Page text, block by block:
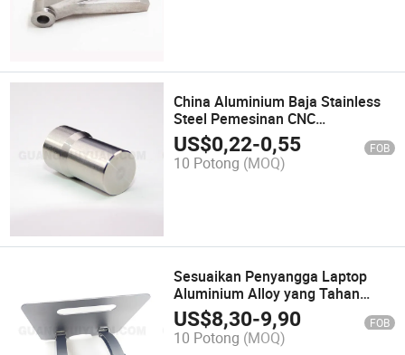
China Aluminium Baja Stainless
Steel Pemesinan CNC
Penggilingan Pemutaran Bagian
Logam
US$0,22-0,55 FOB
10 Potong (MOQ)
Sesuaikan Penyangga Laptop
Aluminium Alloy yang Tahan
Lama dan Dapat Disesuaikan
US$8,30-9,90 FOB
10 Potong (MOQ)